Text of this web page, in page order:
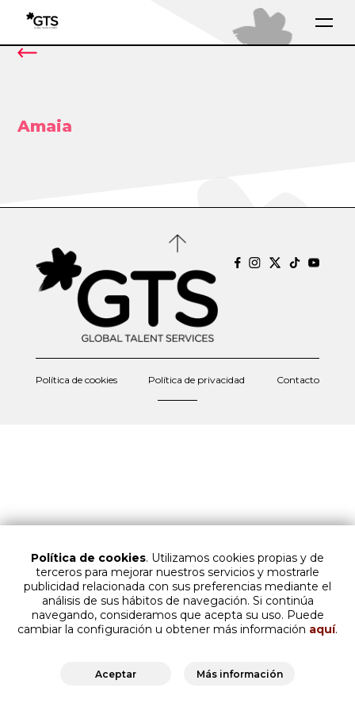
Amaia
Política de cookies Política de privacidad Contacto
Política de cookies. Utilizamos cookies propias y de
terceros para mejorar nuestros servicios y mostrarle
publicidad relacionada con sus preferencias mediante el
análisis de sus hábitos de navegación. Si continúa
navegando, consideramos que acepta su uso. Puede
cambiar la configuración u obtener más información aquí.
Aceptar Más información